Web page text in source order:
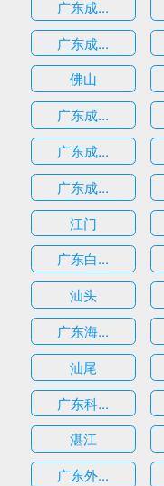
估
广东成...
广东成...
佛山
广东成...
广东成...
广东成...
江门
广东白...
汕头
广东海...
汕尾
广东科...
湛江
广东外...